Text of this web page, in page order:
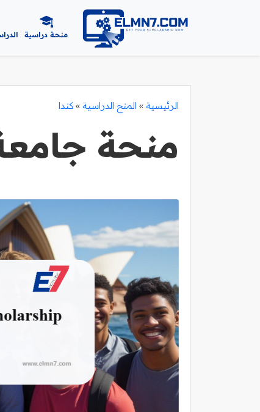
منحة دراسية
الرئيسية » المنح الدراسية » كندا
منحة